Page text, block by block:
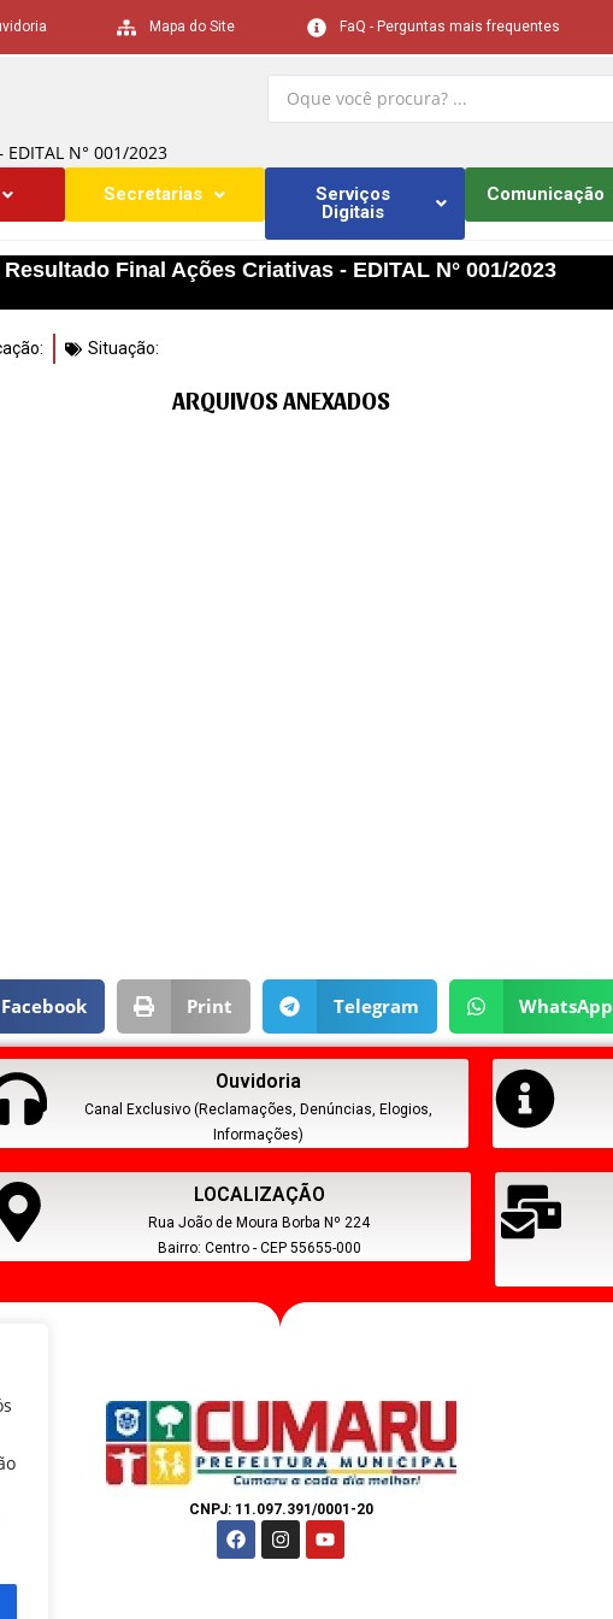
Mapa do Site FaQ - Perguntas mais frequentes
N° 001/2023
Secretarias
Serviços
Digitais
Comunicação
Resultado Final Ações Criativas - EDITAL N° 001/2023
Situação:
ARQUIVOS ANEXADOS
Facebook Print Telegram WhatsApp
Ouvidoria
Canal Exclusivo (Reclamações, Denúncias, Elogios,
Informações)
LOCALIZAÇÃO
Rua João de Moura Borba Nº 224
Bairro: Centro - CEP 55655-000
CNPJ: 11.097.391/0001-20